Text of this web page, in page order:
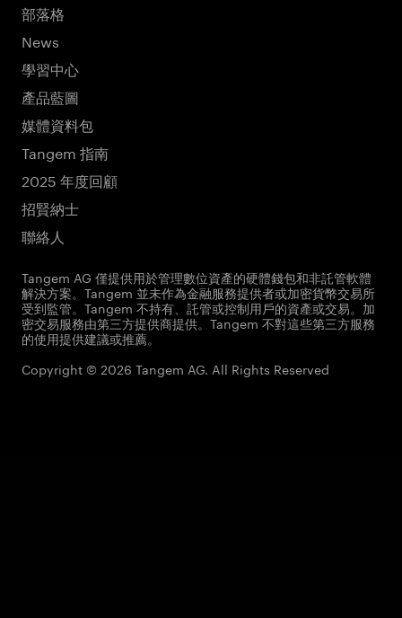
部落格
News
學習中心
產品藍圖
媒體資料包
Tangem 指南
2025 年度回顧
招賢納士
聯絡人
Tangem AG 僅提供用於管理數位資產的硬體錢包和非託管軟體
解決方案。Tangem 並未作為金融服務提供者或加密貨幣交易所
受到監管。Tangem 不持有、託管或控制用戶的資產或交易。加
密交易服務由第三方提供商提供。Tangem 不對這些第三方服務
的使用提供建議或推薦。